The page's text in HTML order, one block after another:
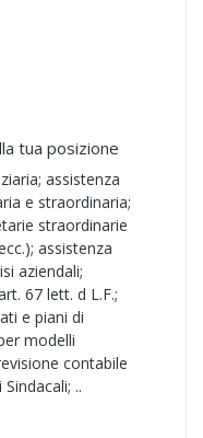
tua posizione
assistenza
e straordinaria;
straordinarie
assistenza
aziendali;
67 lett. d L.F.;
e piani di
modelli
contabile
..